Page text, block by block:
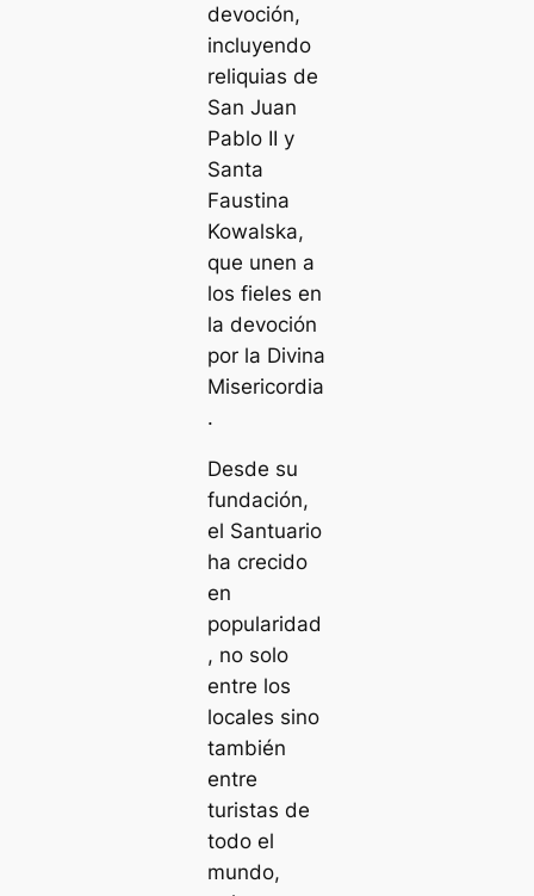
devoción,
incluyendo
reliquias de
San Juan
Pablo II y
Santa
Faustina
Kowalska,
que unen a
los fieles en
la devoción
por la Divina
Misericordia
.
Desde su
fundación,
el Santuario
ha crecido
en
popularidad
, no solo
entre los
locales sino
también
entre
turistas de
todo el
mundo,